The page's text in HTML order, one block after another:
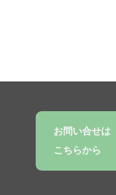
お問い合せは
こちらから